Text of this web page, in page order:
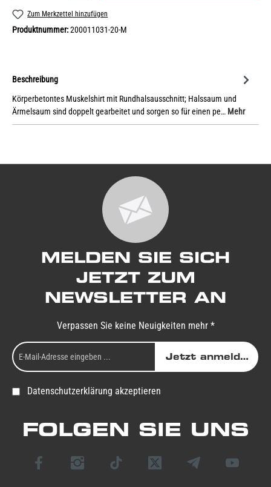
Zum Merkzettel hinzufügen
Produktnummer:200011031-20-M
Beschreibung
Körperbetontes Muskelshirt mit Rundhalsausschnitt; Halssaum und
Ärmelsaum sind doppelt gearbeitet und sorgen so für einen pe… Mehr
MELDEN SIE SICH
JETZT ZUM
NEWSLETTER AN
Verpassen Sie keine Neuigkeiten mehr *
Jetzt anmelden
Datenschutzerklärung akzeptieren
FOLGEN SIE UNS